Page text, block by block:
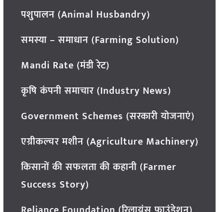
पशुपालन (Animal Husbandry)
समस्या – समाधान (Farming Solution)
Mandi Rate (मंडी रेट)
कृषि कंपनी समाचार (Industry News)
Government Schemes (सरकारी योजनाएं)
एग्रीकल्चर मशीन (Agriculture Machinery)
किसानों की सफलता की कहानी (Farmer
Success Story)